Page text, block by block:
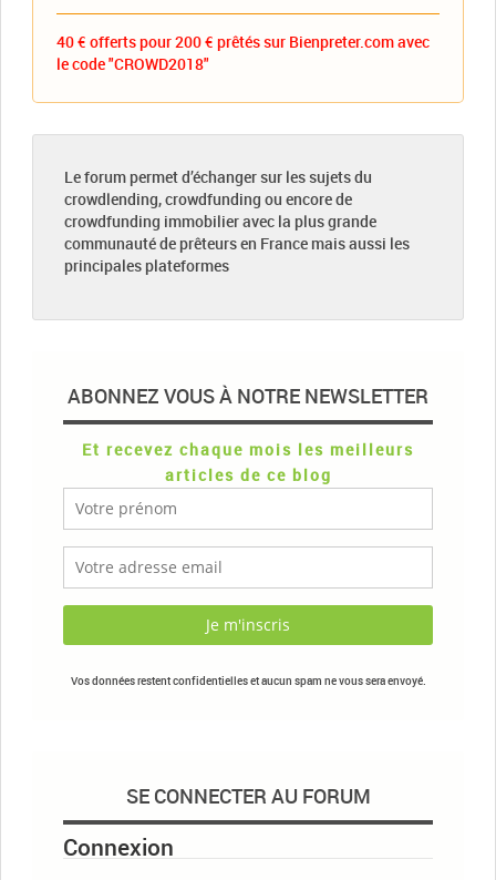
40 € offerts pour 200 € prêtés sur Bienpreter.com avec
le code "CROWD2018"
Le forum permet d’échanger sur les sujets du
crowdlending, crowdfunding ou encore de
crowdfunding immobilier avec la plus grande
communauté de prêteurs en France mais aussi les
principales plateformes
ABONNEZ VOUS À NOTRE NEWSLETTER
Et recevez chaque mois les meilleurs
articles de ce blog
Vos données restent confidentielles et aucun spam ne vous sera envoyé.
SE CONNECTER AU FORUM
Connexion